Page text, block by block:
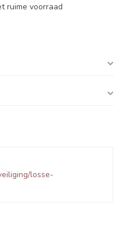
ruime voorraad
losse-